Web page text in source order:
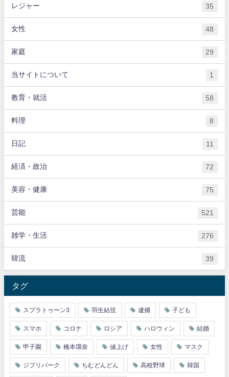
レジャー 35
女性 48
家庭 29
当サイトについて 1
教育・就活 58
料理 8
日記 11
経済・政治 72
美容・健康 75
芸能 521
雑学・生活 276
韓流 39
タグ
スプラトゥーン3 羽生結弦 逮捕 子ども
スマホ コロナ ロシア ハロウィン 結婚
甲子園 橋本環奈 値上げ 女性 マスク
ジブリパーク ちむどんどん 高校野球 韓国